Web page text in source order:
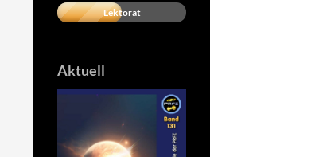
Lektorat
Aktuell